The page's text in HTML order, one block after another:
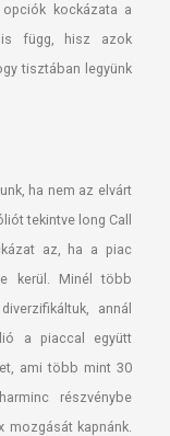
kockázata a
is függ, hisz azok
tisztában legyünk
ha nem az elvárt
tekintve long Call
az, ha a piac
kerül. Minél több
annál
a piaccal együtt
ami több mint 30
részvénybe
mozgását kapnánk.